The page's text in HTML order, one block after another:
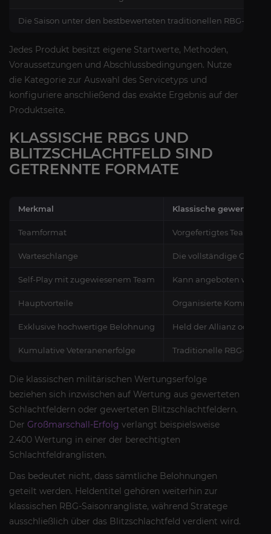
Die Saison unter den bestbewerteten traditionellen RBG-
Jedes Produkt besitzt eigene Startwerte, Methoden,
Voraussetzungen und Abschlussbedingungen. Nutze
die Kategorie zur Auswahl des Servicetyps und
konfiguriere anschließend das exakte Ergebnis auf der
Produktseite.
KLASSISCHE RBGS UND
BLITZSCHLACHTFELD SIND
GETRENNTE FORMATE
Merkmal Klassische gewertete
Teamformat Vorgefertigtes Team mit
Warteschlange Die vollständige
Self-Play mit zugewiesenem Team Kann angeboten
Hauptvorteile Organisierte
Exklusive hochwertige Belohnung Held der Allianz oder
Kumulative Veteranenerfolge Traditionelle RBG-
Die klassischen militärischen Wertungserfolge
beziehen sich inzwischen auf Wertung aus gewerteten
Schlachtfeldern oder gewerteten Blitzschlachtfeldern.
Der Großmarschall-Erfolg verlangt beispielsweise
2.400 Wertung in einer der berechtigten
Schlachtfeldranglisten.
Das bedeutet nicht, dass sämtliche Belohnungen
geteilt werden. Heldentitel gehören weiterhin zur
klassischen RBG-Saisonrangliste, während Stratege
ausschließlich über das Blitzschlachtfeld verdient wird.